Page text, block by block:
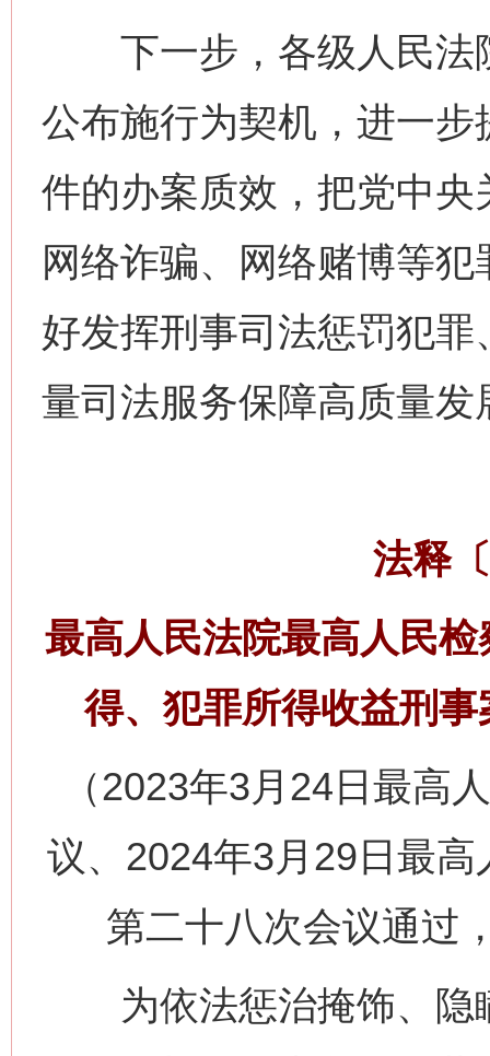
下一步，各级人民法
公布施行为契机，进一
件的办案质效，把党中
网络诈骗、网络赌博等
好发挥刑事司法惩罚犯
量司法服务保障高质量发
法释
最高人民法院最高人民
得、犯罪所得收益刑
（2023年3月24日最高
议、2024年3月29日最
第二十八次会议通过
为依法惩治掩饰、隐